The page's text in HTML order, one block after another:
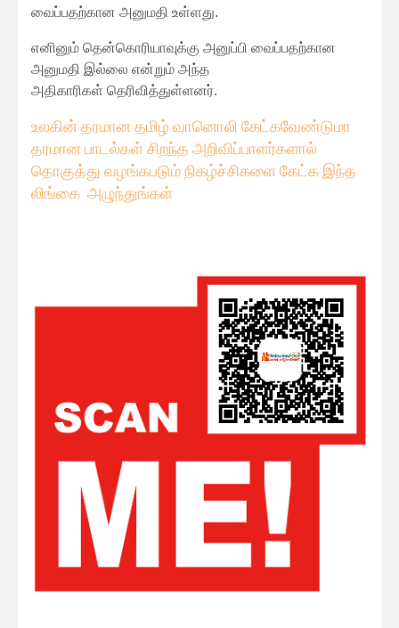
வைப்பதற்கான அனுமதி உள்ளது.
எனினும் தென்​கொரியாவுக்கு அனுப்பி வைப்பதற்கான
அனுமதி இல்லை என்றும் அந்த
அதிகாரிகள் தெரிவித்துள்ளனர்.
உலகின் தரமான தமிழ் வானொலி கேட்கவேண்டுமா
தரமான பாடல்கள் சிறந்த அறிவிப்பாளர்களால்
தொகுத்து வழங்கபடும் நிகழ்ச்சிகளை கேட்க இந்த
லிங்கை அழுந்துங்கள்